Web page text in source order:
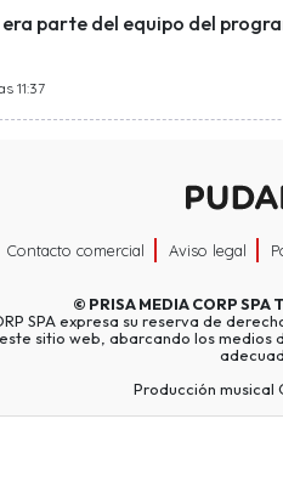
parte del equipo del
11:37
Contacto comercial Aviso legal
© PRISA MEDIA CORP SPA
SPA expresa su reserva de
sitio web, abarcando los medios
Producción musical